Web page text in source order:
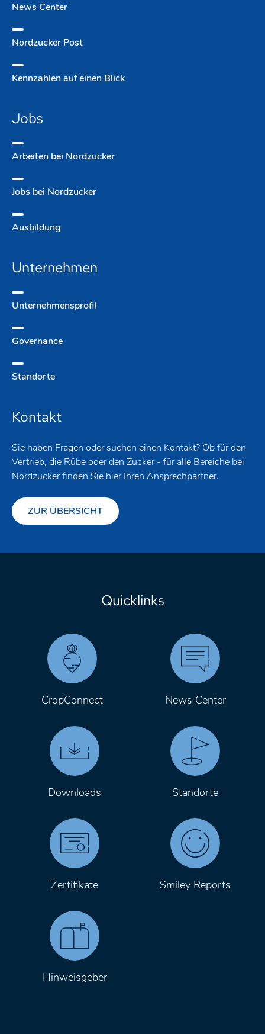
News Center
Nordzucker Post
Kennzahlen auf einen Blick
Jobs
Arbeiten bei Nordzucker
Jobs bei Nordzucker
Ausbildung
Unternehmen
Unternehmens­profil
Governance
Standorte
Kontakt
Sie haben Fragen oder suchen einen Kontakt? Ob für den
Vertrieb, die Rübe oder den Zucker - für alle Bereiche bei
Nordzucker finden Sie hier Ihren Ansprechpartner.
ZUR ÜBERSICHT
Quicklinks
CropConnect News Center
Downloads Standorte
Zertifikate Smiley Reports
Hinweisgeber